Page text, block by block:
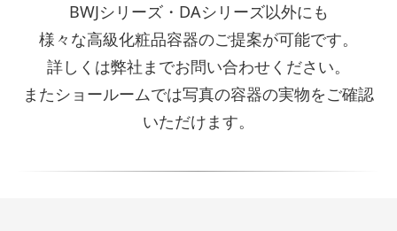
BWJシリーズ・DAシリーズ以外にも
様々な高級化粧品容器のご提案が可能です。
詳しくは弊社までお問い合わせください。
またショールームでは写真の容器の実物をご確認
いただけます。